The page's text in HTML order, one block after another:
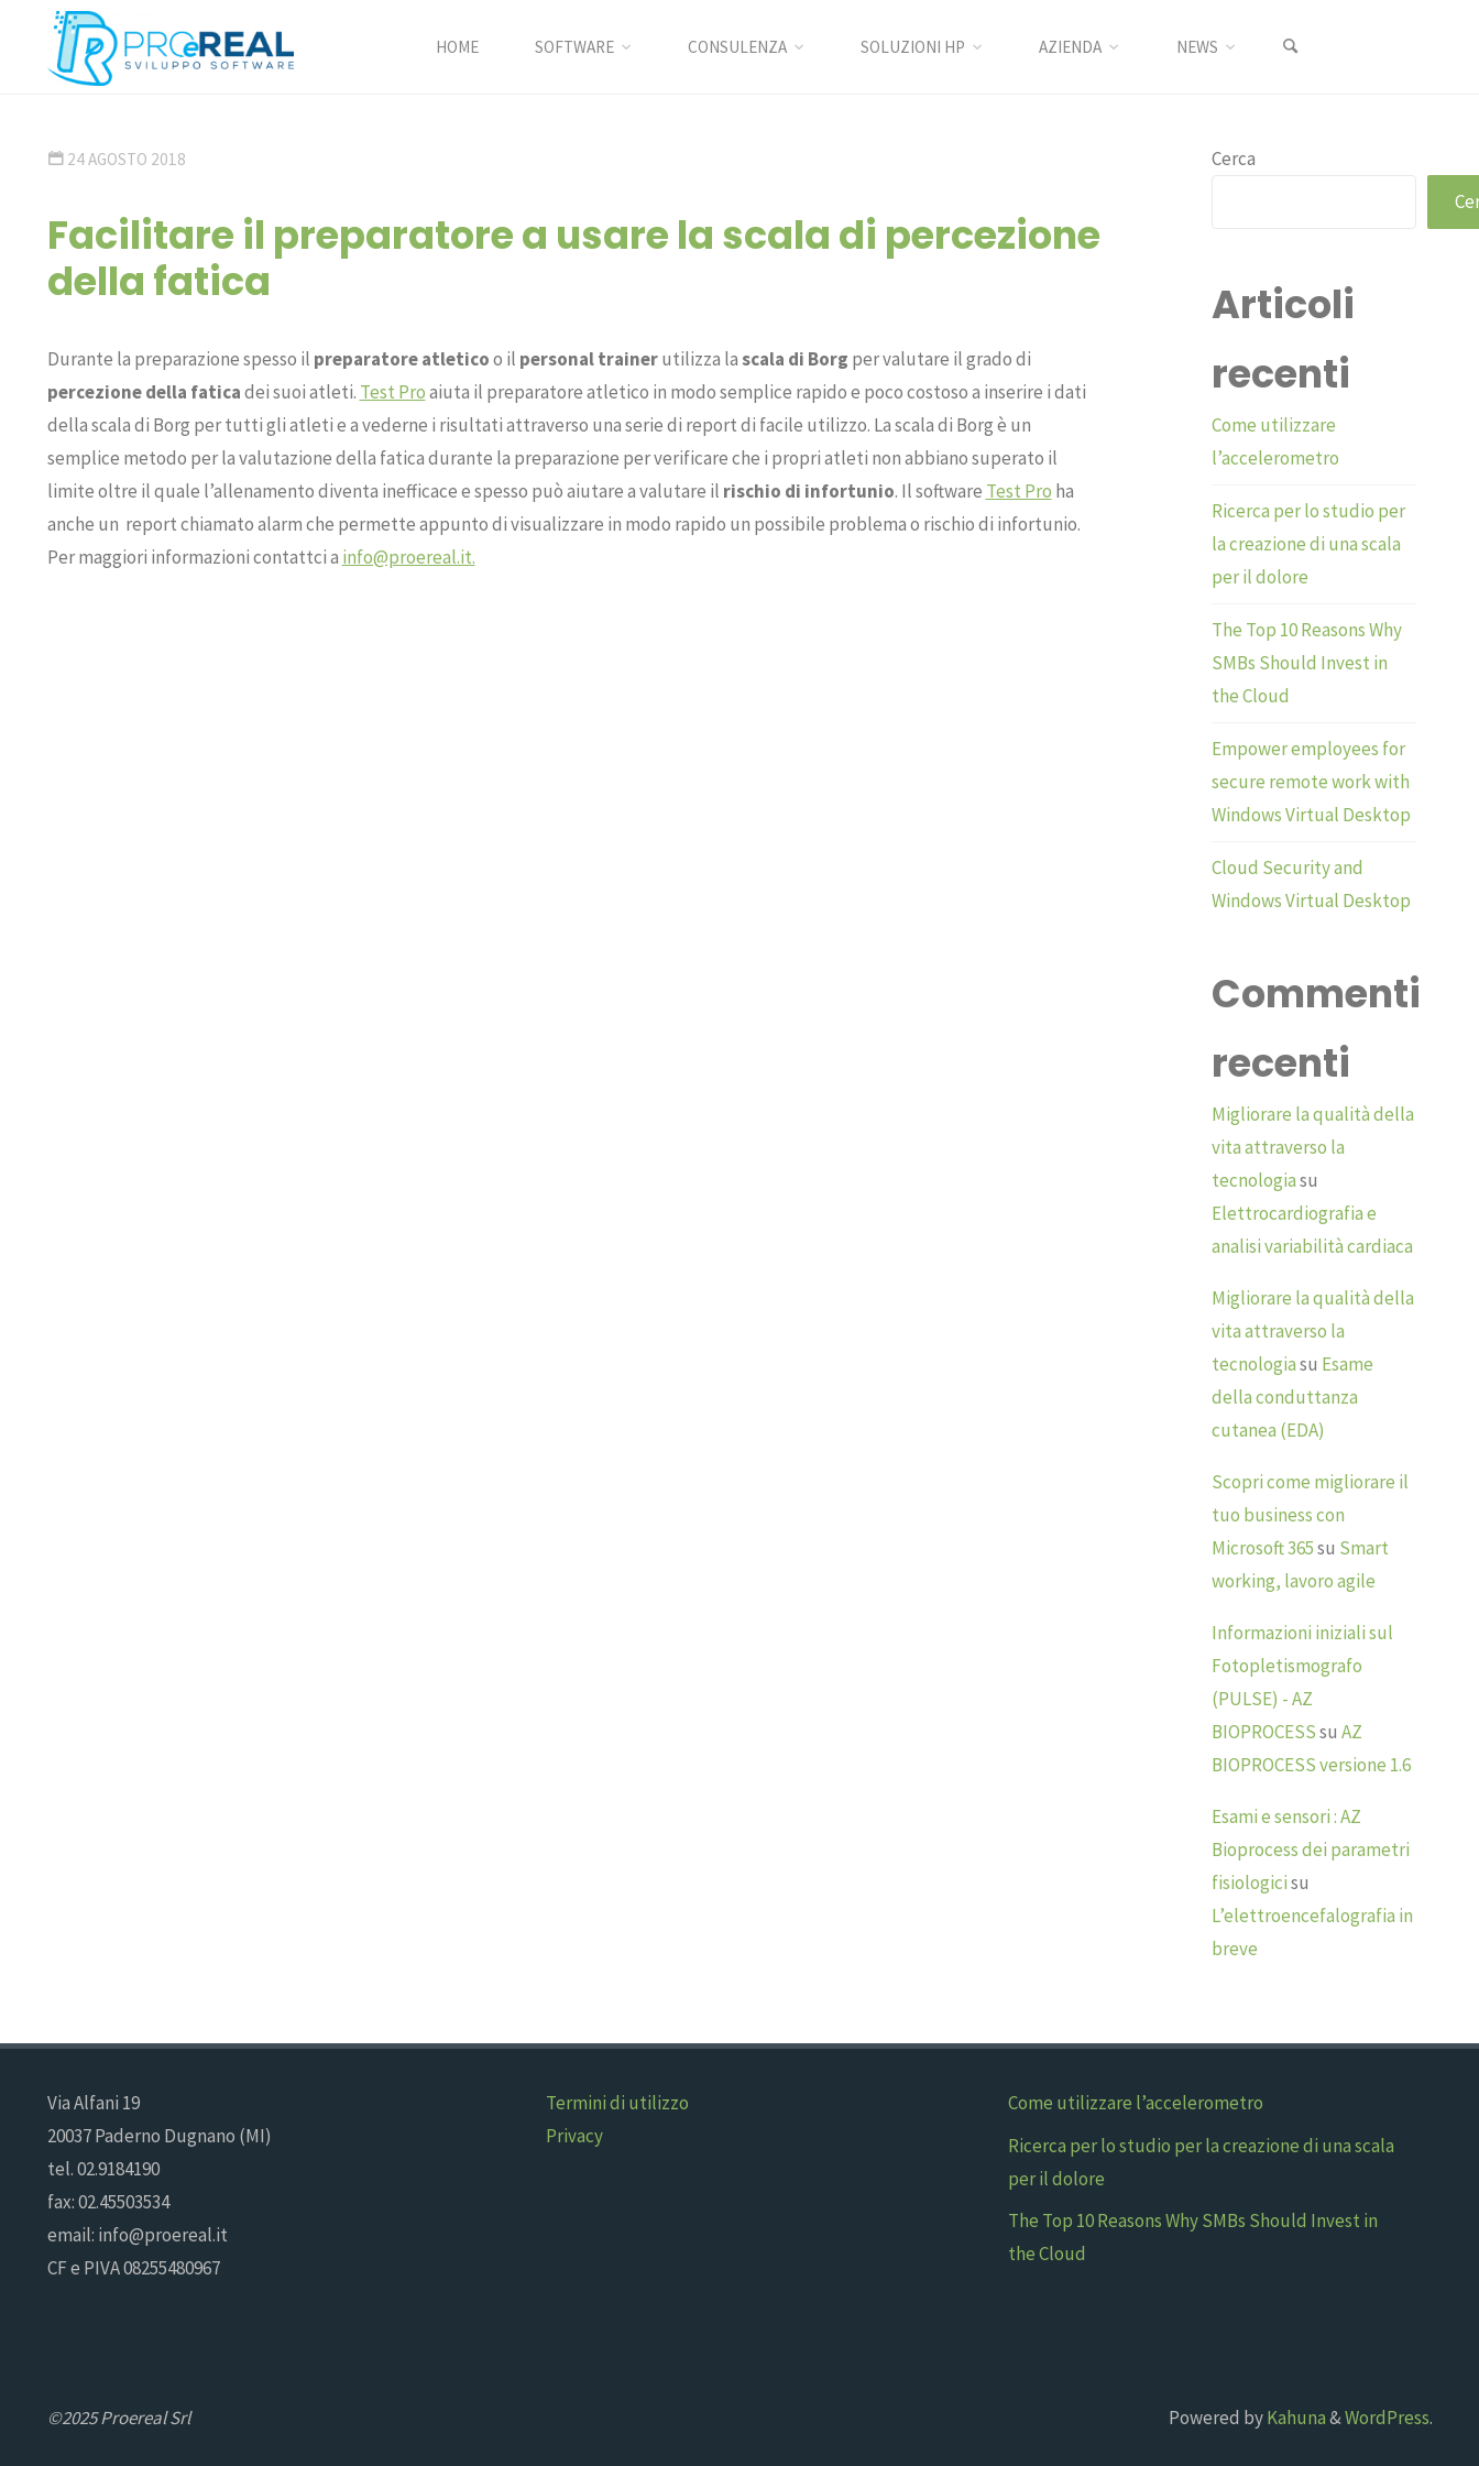
content
ANALISI,
PROGETTAZIONE,
HOME SOFTWARE CONSULENZA SOLUZIONI HP AZIENDA NEWS
Facilitare il preparatore a usare la scala di percezione della
24 AGOSTO 2018
Facilitare il preparatore a usare la scala di percezione
della fatica
Durante la preparazione spesso il preparatore atleticoo il personal trainerutilizza lascala di Borg per valutare il grado di
percezione della faticadei suoi atleti. Test Proaiuta il preparatore atletico in modo semplice rapido e poco costoso a inserire i dati
della scala di Borg per tutti gli atleti e a vederne i risultati attraverso una serie di report di facile utilizzo. La scala di Borg è un
semplice metodo per la valutazione della fatica durante la preparazione per verificare che i propri atleti non abbiano superato il
limite oltre il quale l’allenamento diventa inefficace e spesso può aiutare a valutare il rischio di infortunio. Il software Test Pro ha
anche un report chiamato alarm che permette appunto di visualizzare in modo rapido un possibile problema o rischio di infortunio.
Per maggiori informazioni contattci a info@proereal.it.
Cerca
Articoli
recenti
Come utilizzare
l’accelerometro
Ricerca per lo studio per
la creazione di una scala
per il dolore
The Top 10 Reasons Why
SMBs Should Invest in
the Cloud
Empower employees for
secure remote work with
Windows Virtual Desktop
Cloud Security and
Windows Virtual Desktop
Commenti
recenti
Migliorare la qualità della
vita attraverso la
tecnologiasu
Elettrocardiografia e
analisi variabilità cardiaca
Migliorare la qualità della
vita attraverso la
tecnologiasu Esame
della conduttanza
cutanea (EDA)
Scopri come migliorare il
tuo business con
Microsoft 365su Smart
working, lavoro agile
Informazioni iniziali sul
Fotopletismografo
(PULSE) - AZ
BIOPROCESSsuAZ
BIOPROCESS versione 1.6
Esami e sensori : AZ
Bioprocess dei parametri
fisiologicisu
L’elettroencefalografia in
breve
Via Alfani 19
20037 Paderno Dugnano (MI)
tel. 02.9184190
fax: 02.45503534
email: info@proereal.it
CF e PIVA 08255480967
Termini di utilizzo
Privacy
Come utilizzare l’accelerometro
Ricerca per lo studio per la creazione di una scala
per il dolore
The Top 10 Reasons Why SMBs Should Invest in
the Cloud
Powered byKahuna&WordPress.
©2025 Proereal Srl